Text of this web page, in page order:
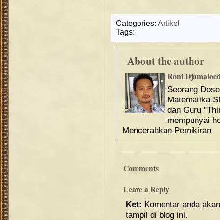
Categories: Artikel
Tags:
About the author
Roni
Seorang
Matematika
dan Guru
mempunyai
Mencerahkan Pemikiran
Comments
Leave a Reply
Ket: Komentar anda
tampil di blog ini.